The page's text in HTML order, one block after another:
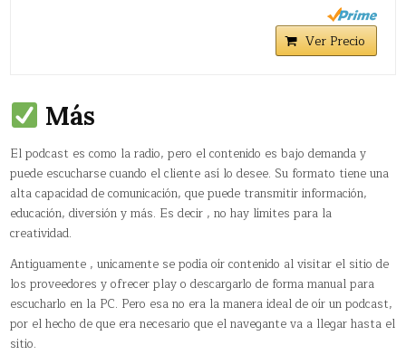
Ver Precio
Más
El podcast es como la radio, pero el contenido es bajo demanda y
puede escucharse cuando el cliente así lo desee. Su formato tiene una
alta capacidad de comunicación, que puede transmitir información,
educación, diversión y más. Es decir , no hay límites para la
creatividad.
Antiguamente , unicamente se podía oír contenido al visitar el sitio de
los proveedores y ofrecer play o descargarlo de forma manual para
escucharlo en la PC. Pero esa no era la manera ideal de oír un podcast,
por el hecho de que era necesario que el navegante va a llegar hasta el
sitio.